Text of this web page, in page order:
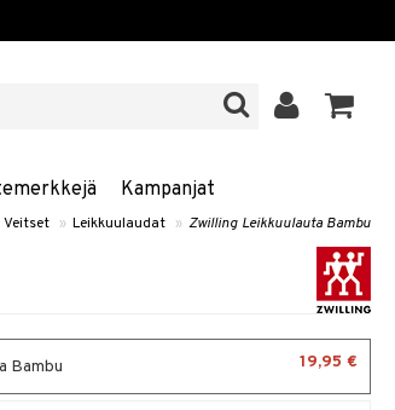
Kampanjat
Veitset » Leikkuulaudat » Zwilling Leikkuulauta Bambu
Bambu 19,95 €